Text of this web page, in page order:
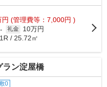
円 (管理費等：7,000円 )
- 礼金
10万円
/ 25.72㎡
ラン淀屋橋
0